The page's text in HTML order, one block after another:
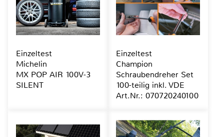
Einzeltest
Michelin
MX POP AIR 100V-3
SILENT
Einzeltest
Champion
Schraubendreher Set
100-teilig inkl. VDE
Art.Nr.: 070720240100